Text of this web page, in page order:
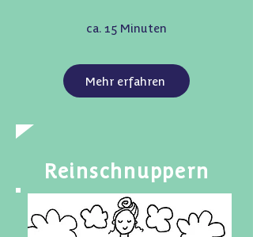
ca. 15 Minuten
Mehr erfahren
Reinschnuppern